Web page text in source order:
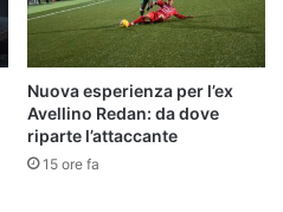
Nuova esperienza per l’ex
Avellino Redan: da dove
riparte l’attaccante
15 ore fa